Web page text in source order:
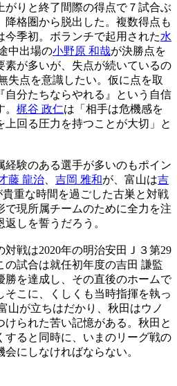
がりと終了間際の得点で７試合ぶ
降格圏から脱出した。複数得点も
今季初。ボランチで起用された水
中出場の小野原 和哉が決勝点を
素が多いが、失点が続いているの
失点を意識したい。仮に点を取
自分たちならやれる』という自信
梶谷 政仁は「相手は危機感を
回る圧力を持つことが大切」と
経験のある選手が多いのもポイン
藤 龍治 吉岡 雅和が、富山は吉
貴重な時間を過ごした古巣と対戦
で現所属チームのために全力を注
しを誓うだろう。
戦は2020年の明治安田Ｊ３第29
の試合は就任初年度の吉田 謙監
勝を達成し、その直後のホームで
こに、くしくも当時指揮を執っ
山が立ちはだかり、秋田はウノ
けられた苦い記憶がある。秋田と
すると同時に、いまのリーグ戦の
にしなければならない。